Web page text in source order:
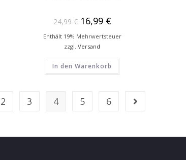
24,99€ 16,99 €
Enthält 19% Mehrwertsteuer
zzgl.Versand
In den Warenkorb
2 3 4 5 6